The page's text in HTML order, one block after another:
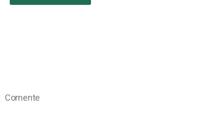
Comente